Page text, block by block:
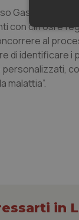
Gasbarrini –
con cirrosi e
al
di identificare i
malattia”.
in